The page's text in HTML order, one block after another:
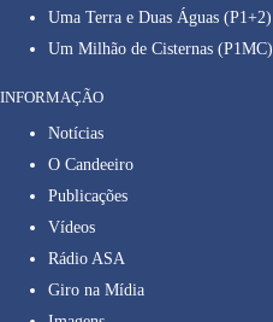
Uma Terra e Duas Águas (P1+2)
Um Milhão de Cisternas (P1MC)
INFORMAÇÃO
Notícias
O Candeeiro
Publicações
Vídeos
Rádio ASA
Giro na Mídia